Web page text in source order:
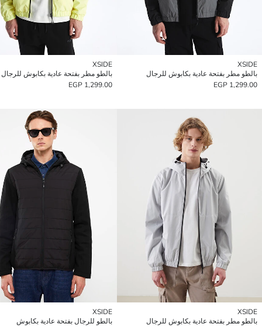
XSIDE
بالطو مطر بفتحة عادية بكابوش للرجال
1,299.00 EGP
XSIDE
بالطو مطر بفتحة عادية بكابوش للرجال
1,299.00 EGP
XSIDE
بالطو مطر بفتحة عادية بكابوش للرجال
XSIDE
بالطو للرجال بفتحة عادية بكابوش